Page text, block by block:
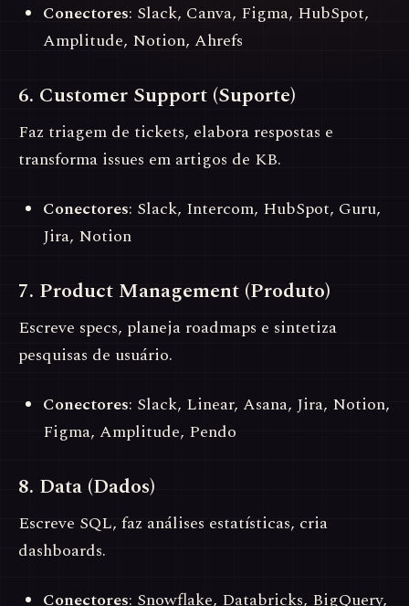
Conectores: Slack, Canva, Figma, HubSpot,
Amplitude, Notion, Ahrefs
6. Customer Support (Suporte)
Faz triagem de tickets, elabora respostas e
transforma issues em artigos de KB.
Conectores: Slack, Intercom, HubSpot, Guru,
Jira, Notion
7. Product Management (Produto)
Escreve specs, planeja roadmaps e sintetiza
pesquisas de usuário.
Conectores: Slack, Linear, Asana, Jira, Notion,
Figma, Amplitude, Pendo
8. Data (Dados)
Escreve SQL, faz análises estatísticas, cria
dashboards.
Conectores: Snowflake, Databricks, BigQuery,